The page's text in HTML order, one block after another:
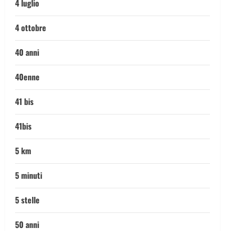
4 luglio
4 ottobre
40 anni
40enne
41 bis
41bis
5 km
5 minuti
5 stelle
50 anni